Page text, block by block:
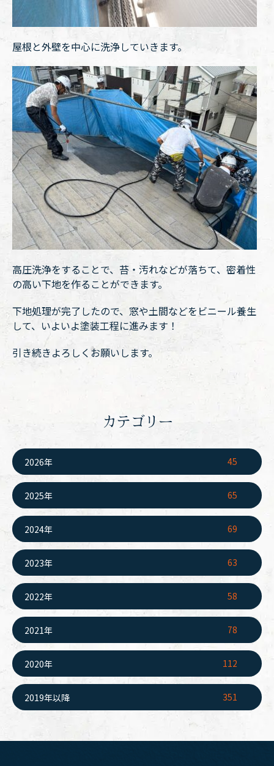
屋根と外壁を中心に洗浄していきます。
高圧洗浄をすることで、苔・汚れなどが落ちて、密着性
の高い下地を作ることができます。
下地処理が完了したので、窓や土間などをビニール養生
して、いよいよ塗装工程に進みます！
引き続きよろしくお願いします。
カテゴリー
2026年 45
2025年 65
2024年 69
2023年 63
2022年 58
2021年 78
2020年 112
2019年以降 351